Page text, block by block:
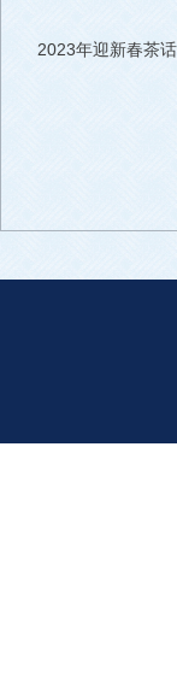
2023年迎新春茶